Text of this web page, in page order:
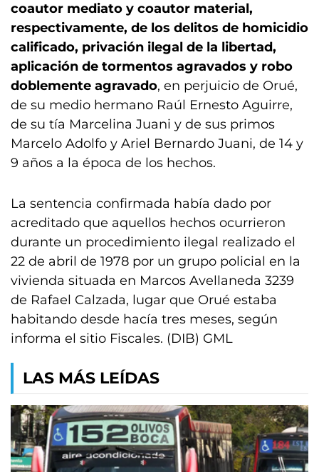
coautor mediato y coautor material,
respectivamente, de los delitos de homicidio
calificado, privación ilegal de la libertad,
aplicación de tormentos agravados y robo
doblemente agravado, en perjuicio de Orué,
de su medio hermano Raúl Ernesto Aguirre,
de su tía Marcelina Juani y de sus primos
Marcelo Adolfo y Ariel Bernardo Juani, de 14 y
9 años a la época de los hechos.
La sentencia confirmada había dado por
acreditado que aquellos hechos ocurrieron
durante un procedimiento ilegal realizado el
22 de abril de 1978 por un grupo policial en la
vivienda situada en Marcos Avellaneda 3239
de Rafael Calzada, lugar que Orué estaba
habitando desde hacía tres meses, según
informa el sitio Fiscales. (DIB) GML
LAS MÁS LEÍDAS